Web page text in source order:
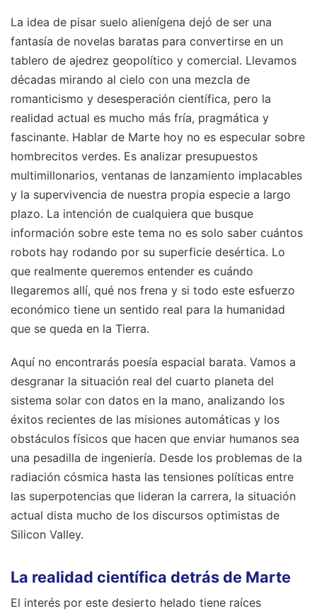
La idea de pisar suelo alienígena dejó de ser una
fantasía de novelas baratas para convertirse en un
tablero de ajedrez geopolítico y comercial. Llevamos
décadas mirando al cielo con una mezcla de
romanticismo y desesperación científica, pero la
realidad actual es mucho más fría, pragmática y
fascinante. Hablar de Marte hoy no es especular sobre
hombrecitos verdes. Es analizar presupuestos
multimillonarios, ventanas de lanzamiento implacables
y la supervivencia de nuestra propia especie a largo
plazo. La intención de cualquiera que busque
información sobre este tema no es solo saber cuántos
robots hay rodando por su superficie desértica. Lo
que realmente queremos entender es cuándo
llegaremos allí, qué nos frena y si todo este esfuerzo
económico tiene un sentido real para la humanidad
que se queda en la Tierra.
Aquí no encontrarás poesía espacial barata. Vamos a
desgranar la situación real del cuarto planeta del
sistema solar con datos en la mano, analizando los
éxitos recientes de las misiones automáticas y los
obstáculos físicos que hacen que enviar humanos sea
una pesadilla de ingeniería. Desde los problemas de la
radiación cósmica hasta las tensiones políticas entre
las superpotencias que lideran la carrera, la situación
actual dista mucho de los discursos optimistas de
Silicon Valley.
La realidad científica detrás de Marte
El interés por este desierto helado tiene raíces